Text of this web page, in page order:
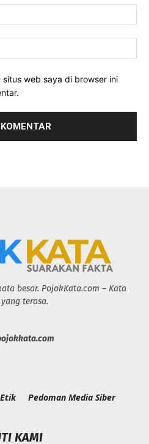
situs web saya di browser ini
besar. PojokKata.com – Kata
terasa.
Pedoman Media Siber
KAMI